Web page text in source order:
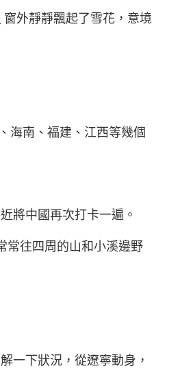
窗外靜靜飄起了雪花，意境
海南、福建、江西等幾個
將中國再次打卡一遍。
常往四周的山和小溪邊野
一下狀況，從遼寧動身，